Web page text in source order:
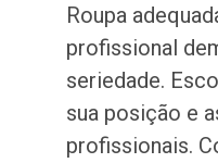
Roupa
profissional
seriedade.
sua posição e
profissionais.